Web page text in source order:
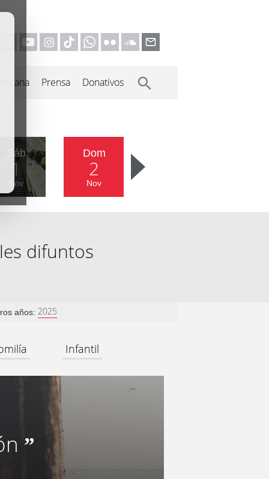
Prensa Donativos
Sáb
1
Nov
Dom
2
Nov
difuntos
años: 2025
Infantil
”